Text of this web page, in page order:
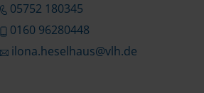
05752 180345
0160 96280448
ilona.heselhaus@vlh.de